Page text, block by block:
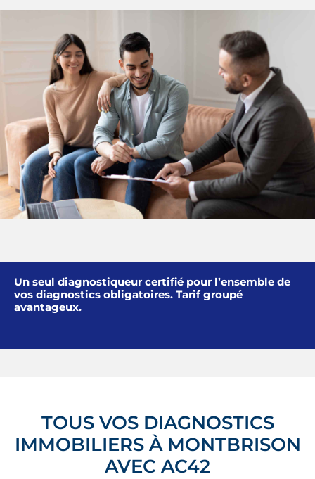
Un seul diagnostiqueur certifié pour l’ensemble de
vos diagnostics obligatoires. Tarif groupé
avantageux.
TOUS VOS DIAGNOSTICS
IMMOBILIERS À MONTBRISON
AVEC AC42